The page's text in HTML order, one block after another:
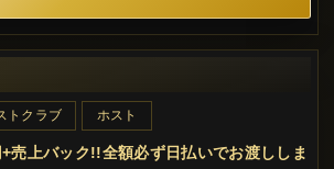
トクラブ ホスト
売上バック!!全額必ず日払いでお渡ししま